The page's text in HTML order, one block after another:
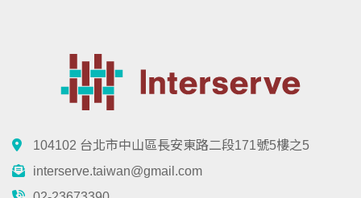
104102 台北市中山區長安東路二段171號5樓之5
interserve.taiwan@gmail.com